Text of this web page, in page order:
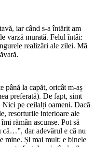
iar când s-a întărit am
varză murată. Felul întâi:
realizări ale zilei. Mă
până la capăt, oricât m-aș
preferată). De fapt, simt
Nici pe ceilalți oameni. Dacă
resorturile interioare ale
rămân ascunse. Pot să
că…”, dar adevărul e că nu
mine. Și mai mult: e binele